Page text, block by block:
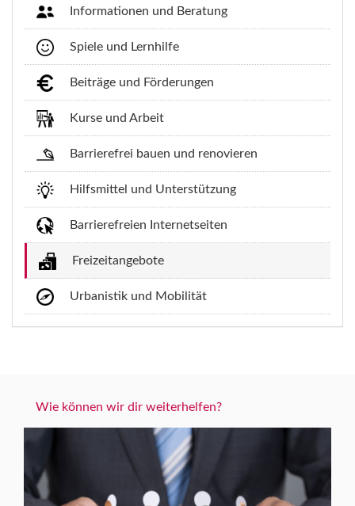
Informationen und Beratung
Spiele und Lernhilfe
Beiträge und Förderungen
Kurse und Arbeit
Barrierefrei bauen und renovieren
Hilfsmittel und Unterstützung
Barrierefreien Internetseiten
Freizeitangebote
Urbanistik und Mobilität
Wie können wir dir weiterhelfen?